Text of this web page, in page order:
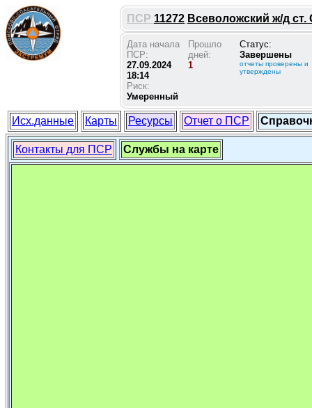
ПСР 11272 Всеволожский ж/д ст.
Дата начала
ПСР:
27.09.2024
18:14
Риск:
Умеренный
Прошло
дней:
1
Статус:
Завершены
отчеты проверены и
утверждены
Исх.данные Карты Ресурсы Отчет о ПСР
Контакты для ПСР Службы на карте